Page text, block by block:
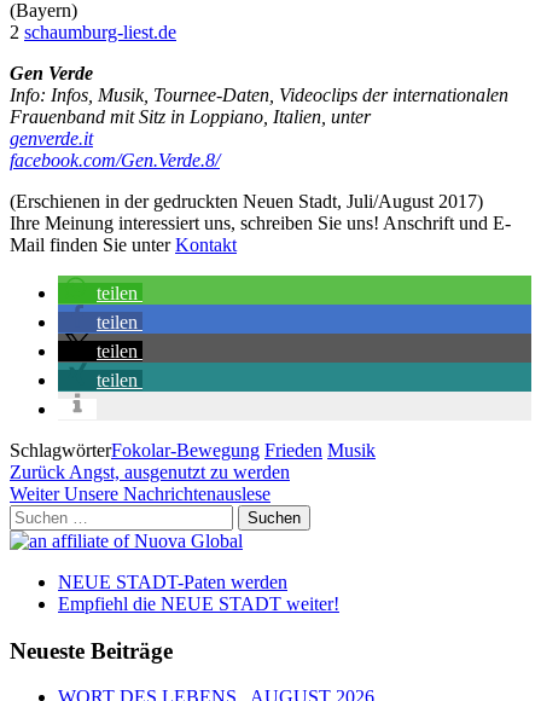
(Bayern)
2 schaumburg-liest.de
Gen Verde
Info: Infos, Musik, Tournee-Daten, Videoclips der internationalen
Frauenband mit Sitz in Loppiano, Italien, unter
genverde.it
facebook.com/Gen.Verde.8/
(Erschienen in der gedruckten Neuen Stadt, Juli/August 2017)
Ihre Meinung interessiert uns, schreiben Sie uns! Anschrift und E-
Mail finden Sie unterKontakt
teilen
teilen
teilen
teilen
SchlagwörterFokolar-Bewegung Frieden Musik
Beitragsnavigation
Vorheriger
Beitrag
Zurück Angst, ausgenutzt zu werden
Nächster
Beitrag
Weiter Unsere Nachrichtenauslese
Suchen
nach:
NEUE STADT-Paten werden
Empfiehl die NEUE STADT weiter!
Neueste Beiträge